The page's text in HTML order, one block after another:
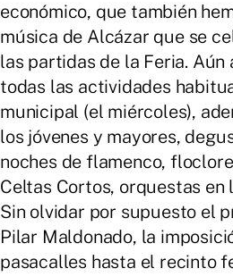
económico, que también
música de Alcázar que se
las partidas de la Feria.
todas las actividades
municipal (el miércoles),
los jóvenes y mayores,
noches de flamenco,
Celtas Cortos, orquestas en
Sin olvidar por supuesto el
Pilar Maldonado, la
pasacalles hasta el recinto